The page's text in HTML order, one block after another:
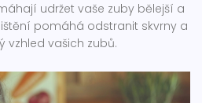
udržet vaše zuby bělejší a
pomáhá odstranit skvrny a
vzhled vašich zubů.